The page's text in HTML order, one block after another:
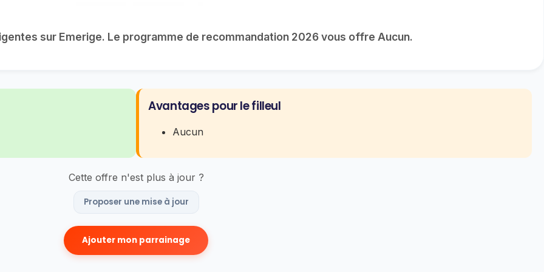
sur Emerige. Le programme de recommandation 2026 vous offre Aucun.
Avantages pour le filleul
Aucun
Cette offre n'est plus à jour ?
Proposer une mise à jour
Ajouter mon parrainage